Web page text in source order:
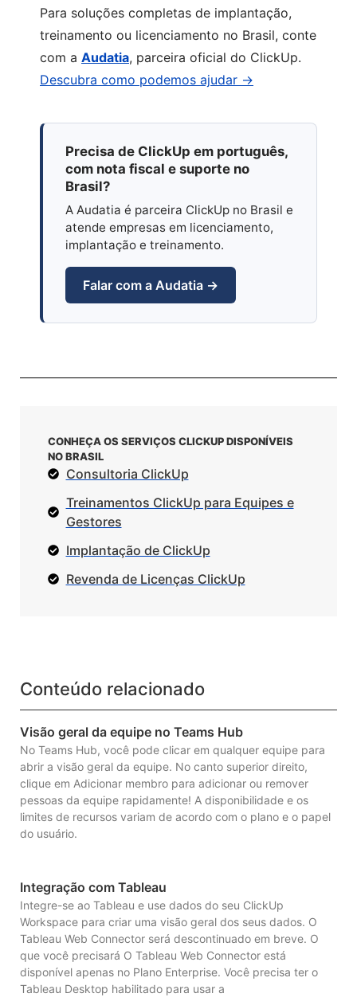
Para soluções completas de implantação,
treinamento ou licenciamento no Brasil, conte
com a Audatia, parceira oficial do ClickUp.
Descubra como podemos ajudar →
Precisa de ClickUp em português,
com nota fiscal e suporte no
Brasil?
A Audatia é parceira ClickUp no Brasil e
atende empresas em licenciamento,
implantação e treinamento.
Falar com a Audatia →
CONHEÇA OS SERVIÇOS CLICKUP DISPONÍVEIS
NO BRASIL
Consultoria ClickUp
Treinamentos ClickUp para Equipes e
Gestores
Implantação de ClickUp
Revenda de Licenças ClickUp
Conteúdo relacionado
Visão geral da equipe no Teams Hub
No Teams Hub, você pode clicar em qualquer equipe para
abrir a visão geral da equipe. No canto superior direito,
clique em Adicionar membro para adicionar ou remover
pessoas da equipe rapidamente! A disponibilidade e os
limites de recursos variam de acordo com o plano e o papel
do usuário.
Integração com Tableau
Integre-se ao Tableau e use dados do seu ClickUp
Workspace para criar uma visão geral dos seus dados. O
Tableau Web Connector será descontinuado em breve. O
que você precisará O Tableau Web Connector está
disponível apenas no Plano Enterprise. Você precisa ter o
Tableau Desktop habilitado para usar a